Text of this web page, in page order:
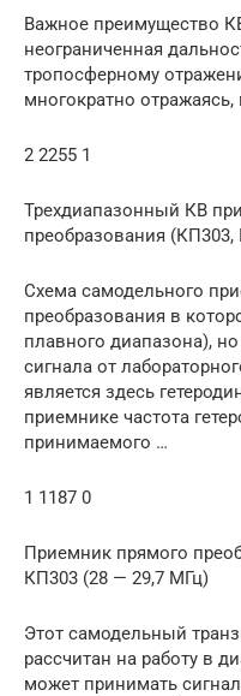
Важное преимущество
неограниченная
тропосферному
многократно
2 2255 1
Трехдиапазонный КВ
преобразования (КП303,
Схема самодельного
преобразования в
плавного диапазона),
сигнала от
является здесь
приемнике частота
принимаемого …
1 1187 0
Приемник прямого
КП303 (28 — 29,7 МГц)
Этот самодельный
рассчитан на работу в
может принимать